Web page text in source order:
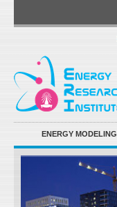
ENERGY MODELING